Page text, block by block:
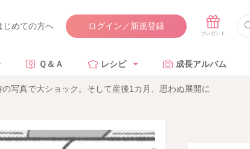
じめての方へ ログイン／新規登録
Ｑ＆Ａ レシピ 成長アルバム
写真で大ショック。そして産後1カ月、思わぬ展開に